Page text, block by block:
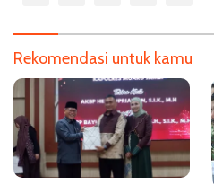
i
p
o
s
Rekomendasi untuk kamu